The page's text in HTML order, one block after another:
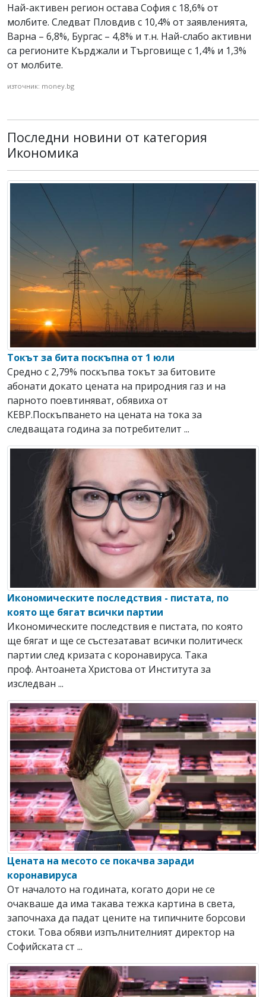
Най-активен регион остава София с 18,6% от
молбите. Следват Пловдив с 10,4% от заявленията,
Варна – 6,8%, Бургас – 4,8% и т.н. Най-слабо активни
са регионите Кърджали и Търговище с 1,4% и 1,3%
от молбите.
източник: money.bg
Последни новини от категория
Икономика
Токът за бита поскъпна от 1 юли
Средно с 2,79% поскъпва токът за битовите
абонати докато цената на природния газ и на
парното поевтиняват, обявиха от
КЕВР.Поскъпването на цената на тока за
следващата година за потребителит ...
Икономическите последствия - пистата, по
която ще бягат всички партии
Икономическите последствия е пистата, по която
ще бягат и ще се състезатават всички политическ
партии след кризата с коронавируса. Така
проф. Антоанета Христова от Института за
изследван ...
Цената на месото се покачва заради
коронавируса
От началото на годината, когато дори не се
очакваше да има такава тежка картина в света,
започнаха да падат цените на типичните борсови
стоки. Това обяви изпълнителният директор на
Софийската ст ...